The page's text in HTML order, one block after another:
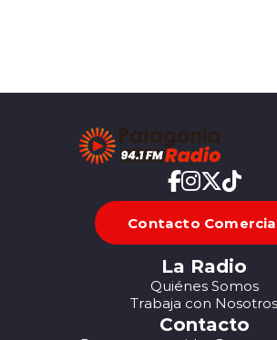
Contacto
La Radio
Quiénes Somos
Trabaja con Nosotros
Contacto